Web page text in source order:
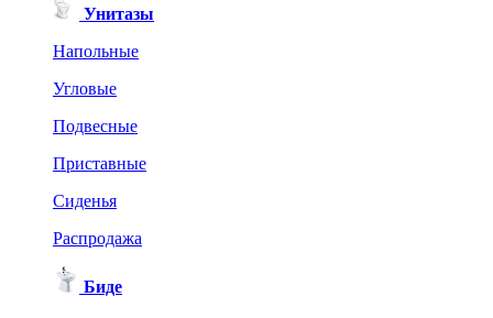
Унитазы
Напольные
Угловые
Подвесные
Приставные
Сиденья
Распродажа
Биде